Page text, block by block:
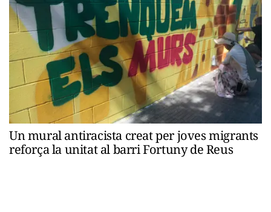
Un mural antiracista creat per joves migrants
reforça la unitat al barri Fortuny de Reus